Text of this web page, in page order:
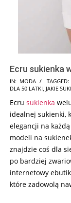
Ecru sukienka
2024-
10-
01
IN: MODA TAGGED:
DLA 50 LATKI, JAKIE
Ecru sukienka
idealnej sukienki,
elegancji na
modeli na
znajdzie coś dla
po bardziej
internetowy
które zadowolą